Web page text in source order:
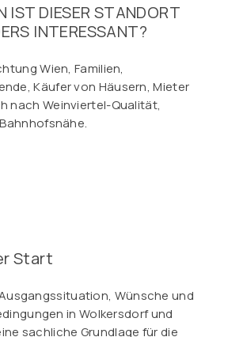
IST DIESER STANDORT
INTERESSANT?
Wien, Familien,
Käufer von Häusern, Mieter
nach Weinviertel-Qualität,
Start
Wünsche und
in Wolkersdorf und
sachliche Grundlage für die